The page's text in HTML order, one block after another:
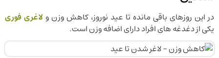
در این روزهای باقی مانده تا عید نوروز، کاهش وزن و لاغری فوری
یکی از دغدغه های افراد دارای اضافه وزن است.